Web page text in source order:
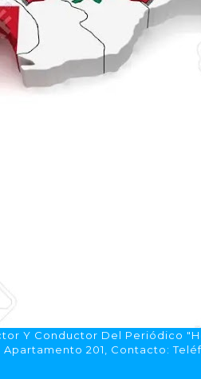
Y Conductor Del Periódico
201, Contacto: